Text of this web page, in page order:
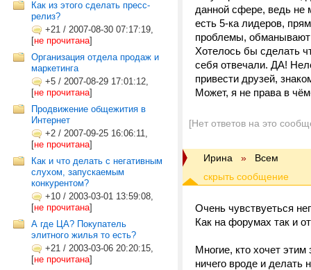
Как из этого сделать пресс-
релиз?
+21 / 2007-08-30 07:17:19,
[не прочитана]
Организация отдела продаж и
маркетинга
+5 / 2007-08-29 17:01:12,
[не прочитана]
Продвижение общежития в
Интернет
+2 / 2007-09-25 16:06:11,
[не прочитана]
Как и что делать с негативным
слухом, запускаемым
конкурентом?
+10 / 2003-03-01 13:59:08,
[не прочитана]
А где ЦА? Покупатель
элитного жилья то есть?
+21 / 2003-03-06 20:20:15,
[не прочитана]
данной сфере, ведь не
есть 5-ка лидеров,
проблемы, обманывают
Хотелось бы сделать
себя отвечали. ДА!
привести друзей,
Может, я не права в
[Нет ответов на это
Ирина » Всем
Очень чувствуеться
Как на форумах так и
Многие, кто хочет этим
ничего вроде и делать